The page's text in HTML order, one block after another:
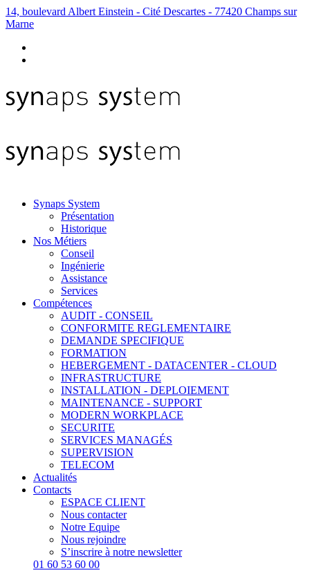
14, boulevard Albert Einstein - Cité Descartes - 77420 Champs sur
Marne
Synaps System
Présentation
Historique
Nos Métiers
Conseil
Ingénierie
Assistance
Services
Compétences
AUDIT - CONSEIL
CONFORMITE REGLEMENTAIRE
DEMANDE SPECIFIQUE
FORMATION
HEBERGEMENT - DATACENTER - CLOUD
INFRASTRUCTURE
INSTALLATION - DEPLOIEMENT
MAINTENANCE - SUPPORT
MODERN WORKPLACE
SECURITE
SERVICES MANAGÉS
SUPERVISION
TELECOM
Actualités
Contacts
ESPACE CLIENT
Nous contacter
Notre Equipe
Nous rejoindre
S’inscrire à notre newsletter
01 60 53 60 00